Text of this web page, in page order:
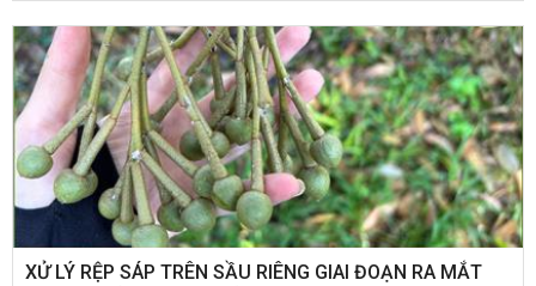
XỬ LÝ RỆP SÁP TRÊN SẦU RIÊNG GIAI ĐOẠN RA MẮT